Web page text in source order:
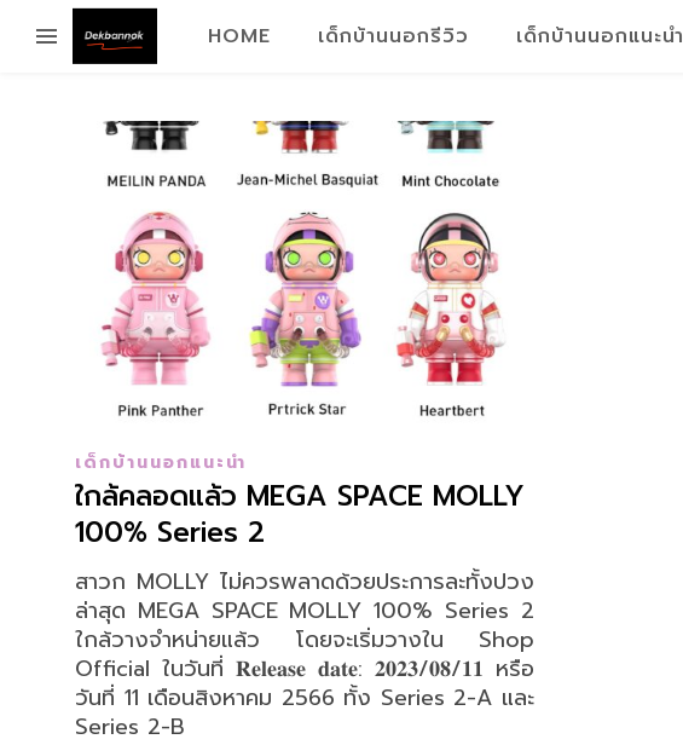
HOME เด็กบ้านนอกรีวิว เด็กบ้านนอกแนะนำ
เด็กบ้านนอกแนะนำ
ใกล้คลอดแล้ว MEGA SPACE MOLLY
100% Series 2
สาวก MOLLY ไม่ควรพลาดด้วยประการละทั้งปวง
ล่าสุด MEGA SPACE MOLLY 100% Series 2
ใกล้วางจำหน่ายแล้ว โดยจะเริ่มวางใน Shop
Official ในวันที่ 𝐑𝐞𝐥𝐞𝐚𝐬𝐞 𝐝𝐚𝐭𝐞: 𝟐𝟎𝟐𝟑/𝟎𝟖/𝟏𝟏 หรือ
วันที่ 11 เดือนสิงหาคม 2566 ทั้ง Series 2-A และ
Series 2-B